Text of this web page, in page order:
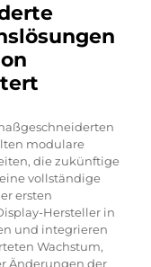
modulare
die zukünftige
vollständige
ersten
Hersteller in
und integrieren
Wachstum,
Änderungen der